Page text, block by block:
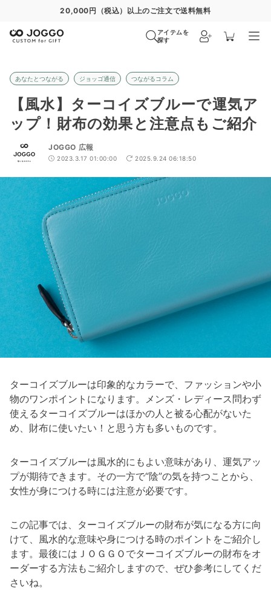
通常便 8/28 特急便 8/22 超特急便−
アイテムを
探す
あなたとつながる ジョッゴ通信 つながるコラム
【風水】ターコイズブルーで運気ア
ップ！財布の効果と注意点もご紹介
JOGGO 広報
2023.3.17 01:00:00 2025.9.24 06:18:50
ターコイズブルーは印象的なカラーで、ファッションや小
物のワンポイントになります。メンズ・レディース問わず
使えるターコイズブルーはほかの人と被る心配がないた
め、財布に使いたい！と思う方も多いものです。
ターコイズブルーは風水的にもよい意味があり、運気アッ
プが期待できます。その一方で“陰”の気を持つことから、
女性が身につける時には注意が必要です。
この記事では、ターコイズブルーの財布が気になる方に向
けて、風水的な意味や身につける時のポイントをご紹介し
ます。最後にはＪＯＧＧＯでターコイズブルーの財布をオ
ーダーする方法もご紹介しますので、ぜひ参考にしてくだ
さいね。